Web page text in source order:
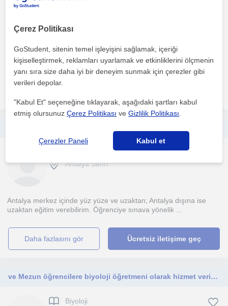
Birebir derslerde deneyim sahibiyim ve bildiklerimi aktarmaktan
1. ders ücretsiz
Antalya Sehri
Antalya merkez içinde yüz yüze ve uzaktan; Antalya dışına ise
uzaktan eğitim verebilirim. Öğrenciye sınava yönelik ...
daha fazlasını gör Ücretsiz iletişime geç
ve Mezun öğrencilere biyoloji öğretmeni olarak hizmet veriyorum
Biyoloji
Çerez Politikası
GoStudent, sitenin temel işleyişini sağlamak, içeriği
kişiselleştirmek, reklamları uyarlamak ve etkinliklerini ölçmenin
yanı sıra size daha iyi bir deneyim sunmak için çerezler gibi
verileri depolar.
"Kabul Et" seçeneğine tıklayarak, aşağıdaki şartları kabul
etmiş olursunuzÇerez Politikası veGizlilik Politikası
Çerezler Paneli Kabul et